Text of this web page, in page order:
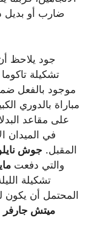
ضارب أو بديل
جود يلاحظ
تشكيلة
مباراة بالدوري
على مقاعد
المقبل. جوش
والتي دفعت
تشكيلة
المحتمل أن
ميتش جارفر